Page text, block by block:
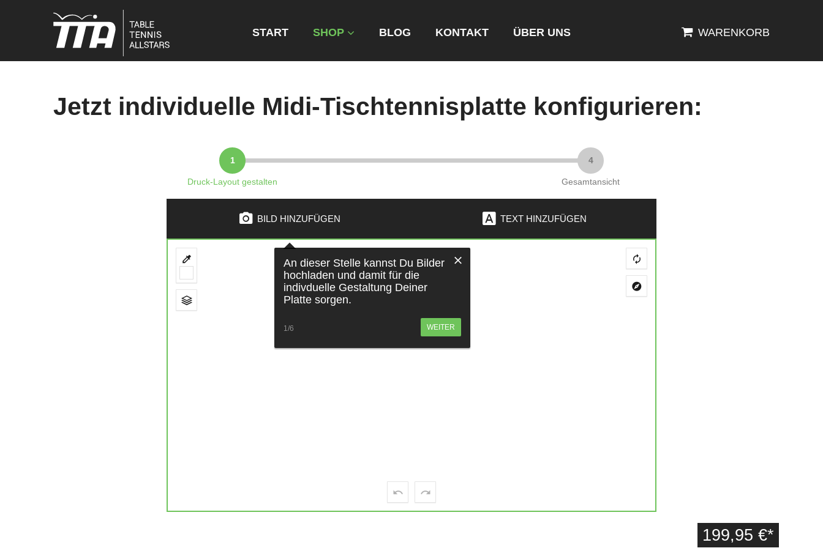
START SHOP BLOG KONTAKT ÜBER UNS WARENKORB
Jetzt individuelle Midi-Tischtennisplatte konfigurieren:
Druck-Layout gestalten Gesamtansicht
BILD HINZUFÜGEN TEXT HINZUFÜGEN
199,95 €*
An dieser Stelle kannst Du Bilder
hochladen und damit für die
indivduelle Gestaltung Deiner
Platte sorgen.
WEITER
1/6